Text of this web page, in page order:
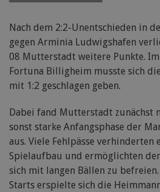
Nach dem 2:2-Unentschieden in
gegen Arminia Ludwigshafen
08 Mutterstadt weitere Punkte.
Fortuna Billigheim musste sich
mit 1:2 geschlagen geben.
Dabei fand Mutterstadt zunächst
sonst starke Anfangsphase der
aus. Viele Fehlpässe
Spielaufbau und ermöglichten
sich mit langen Bällen zu befreien.
Starts erspielte sich die